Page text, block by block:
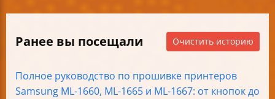
Ранее вы посещали Очистить историю
Полное руководство по прошивке принтеров
Samsung ML-1660, ML-1665 и ML-1667: от кнопок до